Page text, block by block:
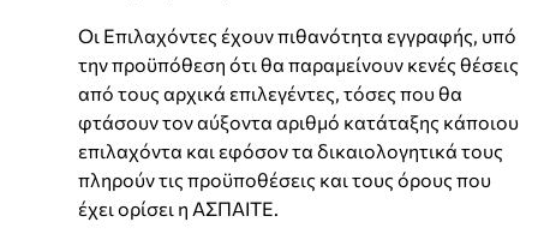
Οι Επιλαχόντες έχουν πιθανότητα εγγραφής, υπό
την προϋπόθεση ότι θα παραμείνουν κενές θέσεις
από τους αρχικά επιλεγέντες, τόσες που θα
φτάσουν τον αύξοντα αριθμό κατάταξης κάποιου
επιλαχόντα και εφόσον τα δικαιολογητικά τους
πληρούν τις προϋποθέσεις και τους όρους που
έχει ορίσει η ΑΣΠΑΙΤΕ.